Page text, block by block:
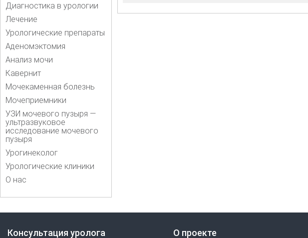
Диагностика в урологии
Лечение
Урологические препараты
Аденомэктомия
Анализ мочи
Кавернит
Мочекаменная болезнь
Мочеприемники
УЗИ мочевого пузыря —
ультразвуковое
исследование мочевого
пузыря
Урогинеколог
Урологические клиники
О нас
Консультация уролога О проекте